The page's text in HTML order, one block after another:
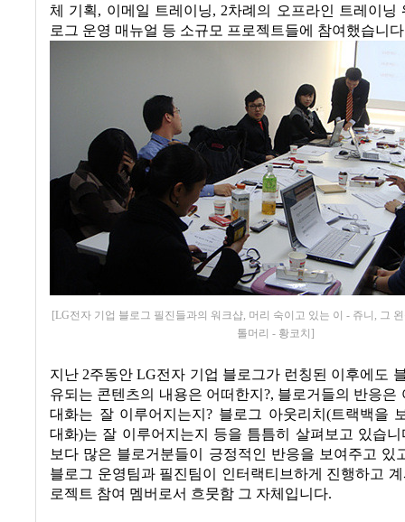
체 기획, 이메일 트레이닝, 2차례의 오프라인 트레이닝
로그 운영 매뉴얼 등 소규모 프로젝트들에 참여했습니다
[LG전자 기업 블로그 필진들과의 워크샵, 머리 숙이고 있는 이 - 쥬니, 그
톨머리 - 황코치]
지난 2주동안LG전자 기업 블로그가 런칭된 이후에도
유되는 콘텐츠의 내용은 어떠한지 ?, 블로거들의 반응은
대화는 잘 이루어지는지? 블로그 아웃리치 (트랙백을
대화)는 잘 이루어지는지 등을 틈틈히 살펴보고 있습니
보다 많은 블로거분들이 긍정적인 반응을 보여주고 있
블로그 운영팀과 필진팀이 인터랙티브하게 진행하고
로젝트 참여 멤버로서 흐뭇함 그 자체입니다.